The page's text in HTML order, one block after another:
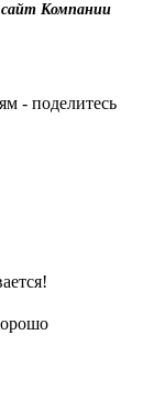
Компании
- поделитесь